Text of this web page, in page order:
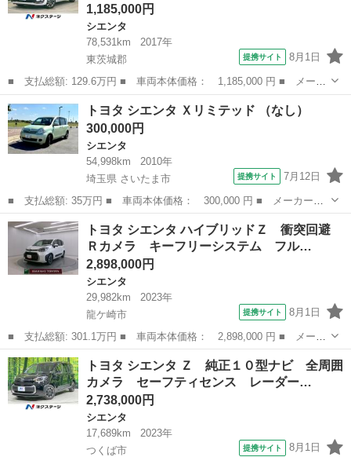
1,185,000円
シエンタ
78,531km
2017年
東茨城郡
提携サイト 8月1日
■ 支払総額: 129.6万円 ■ 車両本体価格： 1,185,000 円 ■ メーカ
ー名： トヨタ ■ 車種名： シエンタ ■ グレード名： Ｇ 純正
ナビ バックカメラ 両側電動スライド 禁煙車 ドライブレコーダ
ー ＥＴ...
茨城 東茨城郡 シエンタ
トヨタ シエンタ Ｘリミテッド （なし）
300,000円
シエンタ
54,998km
2010年
埼玉県 さいたま市
提携サイト 7月12日
■ 支払総額: 35万円 ■ 車両本体価格： 300,000 円 ■ メーカー
名： トヨタ ■ 車種名： シエンタ ■ グレード名： Ｘリミテッ
ド ■ 排気量： 1500cc ■ ドア枚数： 5D ■ ミッション： CVT...
埼玉 さいたま市
トヨタ シエンタ ハイブリッドＺ 衝突回避
Ｒカメラ キーフリーシステム フル…
2,898,000円
シエンタ
29,982km
2023年
龍ケ崎市
提携サイト 8月1日
■ 支払総額: 301.1万円 ■ 車両本体価格： 2,898,000 円 ■ メーカ
ー名： トヨタ ■ 車種名： シエンタ ■ グレード名： ハイブリ
ッドＺ 衝突回避 Ｒカメラ キーフリーシステム フルフラットシ
ート ア...
茨城 龍ケ崎市 シエンタ
トヨタ シエンタ Ｚ 純正１０型ナビ 全周囲
カメラ セーフティセンス レーダー…
2,738,000円
シエンタ
17,689km
2023年
つくば市
提携サイト 8月1日